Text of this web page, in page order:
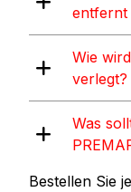
entfernt
Wie
verlegt?
Was
Bestellen Sie